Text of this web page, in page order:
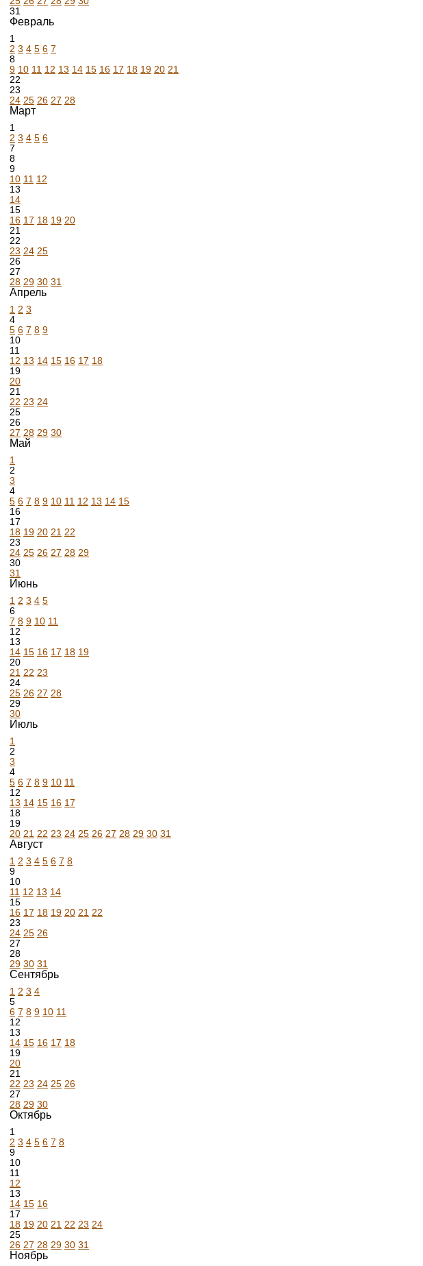
31
Февраль
1
2 3 4 5 6 7
8
9 10 11 12 13 14 15 16 17 18 19 20 21
22
23
24 25 26 27 28
Март
1
2 3 4 5 6
7
8
9
10 11 12
13
14
15
16 17 18 19 20
21
22
23 24 25
26
27
28 29 30 31
Апрель
1 2 3
4
5 6 7 8 9
10
11
12 13 14 15 16 17 18
19
20
21
22 23 24
25
26
27 28 29 30
Май
1
2
3
4
5 6 7 8 9 10 11 12 13 14 15
16
17
18 19 20 21 22
23
24 25 26 27 28 29
30
31
Июнь
1 2 3 4 5
6
7 8 9 10 11
12
13
14 15 16 17 18 19
20
21 22 23
24
25 26 27 28
29
30
Июль
1
2
3
4
5 6 7 8 9 10 11
12
13 14 15 16 17
18
19
20 21 22 23 24 25 26 27 28 29 30 31
Август
1 2 3 4 5 6 7 8
9
10
11 12 13 14
15
16 17 18 19 20 21 22
23
24 25 26
27
28
29 30 31
Сентябрь
1 2 3 4
5
6 7 8 9 10 11
12
13
14 15 16 17 18
19
20
21
22 23 24 25 26
27
28 29 30
Октябрь
1
2 3 4 5 6 7 8
9
10
11
12
13
14 15 16
17
18 19 20 21 22 23 24
25
26 27 28 29 30 31
Ноябрь